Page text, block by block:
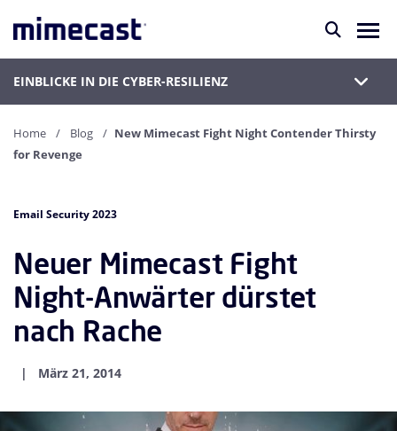
EINBLICKE IN DIE CYBER-RESILIENZ
Home Blog
New Mimecast Fight Night Contender Thirsty
for Revenge
Email Security 2023
Neuer Mimecast Fight
Night-Anwärter dürstet
nach Rache
März 21, 2014